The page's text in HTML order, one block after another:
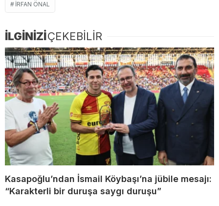
IRFAN ÖNAL
İLGİNİZİÇEKEBİLİR
Kasapoğlu’ndan İsmail Köybaşı’na jübile mesajı:
“Karakterli bir duruşa saygı duruşu”